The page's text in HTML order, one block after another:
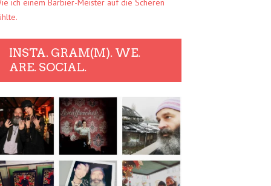
ich einem Barbier-Meister auf die Scheren
INSTA. GRAM(M). WE.
ARE. SOCIAL.